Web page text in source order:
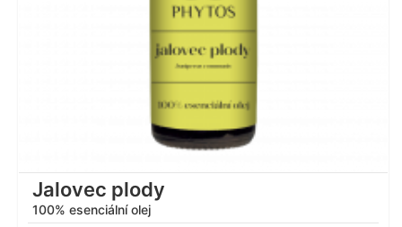
Jalovec plody
100% esenciální olej